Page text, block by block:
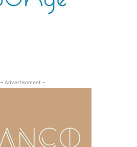
– Advertisement –